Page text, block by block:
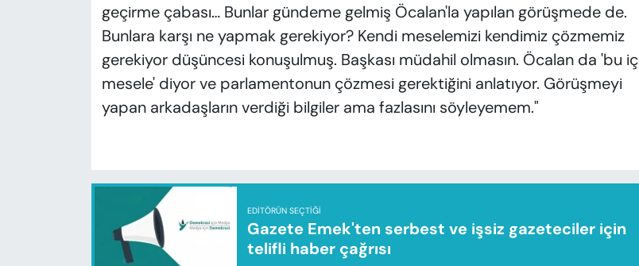
geçirme çabası… Bunlar gündeme gelmiş Öcalan'la yapılan görüşmede de.
Bunlara karşı ne yapmak gerekiyor? Kendi meselemizi kendimiz çözmemiz
gerekiyor düşüncesi konuşulmuş. Başkası müdahil olmasın. Öcalan da 'bu iç
mesele' diyor ve parlamentonun çözmesi gerektiğini anlatıyor. Görüşmeyi
yapan arkadaşların verdiği bilgiler ama fazlasını söyleyemem."
EDITÖRÜN SEÇTIĞI
Gazete Emek'ten serbest ve işsiz gazeteciler için
telifli haber çağrısı